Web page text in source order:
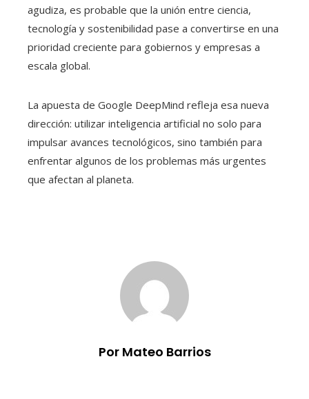
agudiza, es probable que la unión entre ciencia,
tecnología y sostenibilidad pase a convertirse en una
prioridad creciente para gobiernos y empresas a
escala global.
La apuesta de Google DeepMind refleja esa nueva
dirección: utilizar inteligencia artificial no solo para
impulsar avances tecnológicos, sino también para
enfrentar algunos de los problemas más urgentes
que afectan al planeta.
Por Mateo Barrios